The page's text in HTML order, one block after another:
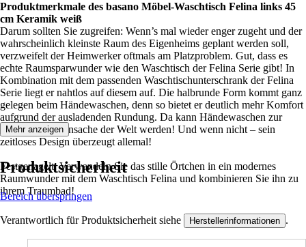
Produktmerkmale des basano Möbel-Waschtisch Felina links 45
cm Keramik weiß
Darum sollten Sie zugreifen: Wenn’s mal wieder enger zugeht und der
wahrscheinlich kleinste Raum des Eigenheims geplant werden soll,
verzweifelt der Heimwerker oftmals am Platzproblem. Gut, dass es
echte Raumsparwunder wie den Waschtisch der Felina Serie gibt! In
Kombination mit dem passenden Waschtischunterschrank der Felina
Serie liegt er nahtlos auf diesem auf. Die halbrunde Form kommt ganz
gelegen beim Händewaschen, denn so bietet er deutlich mehr Komfort
aufgrund der ausladenden Rundung. Da kann Händewaschen zur
schönsten Nebensache der Welt werden! Und wenn nicht – sein
zeitloses Design überzeugt allemal!
Festgenagelt: Verwandeln Sie das stille Örtchen in ein modernes
Raumwunder mit dem Waschtisch Felina und kombinieren Sie ihn zu
ihrem Traumbad!
Mehr anzeigen
Produktsicherheit
Bereich überspringen
Verantwortlich für Produktsicherheit siehe Herstellerinformationen .